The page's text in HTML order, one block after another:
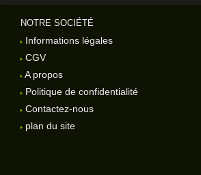
NOTRE SOCIÉTÉ
Informations légales
CGV
A propos
Politique de confidentialité
Contactez-nous
plan du site